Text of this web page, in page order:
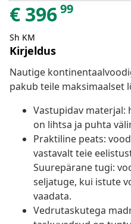
€ 39699
Sh KM
Kirjeldus
Nautige
pakub teile maksimaalset
Vastupidav materjal:
on lihtsa ja puhta
Praktiline peats:
vastavalt teie
Suurepärane tugi:
seljatuge, kui istute
vaadata.
Vedrutaskutega